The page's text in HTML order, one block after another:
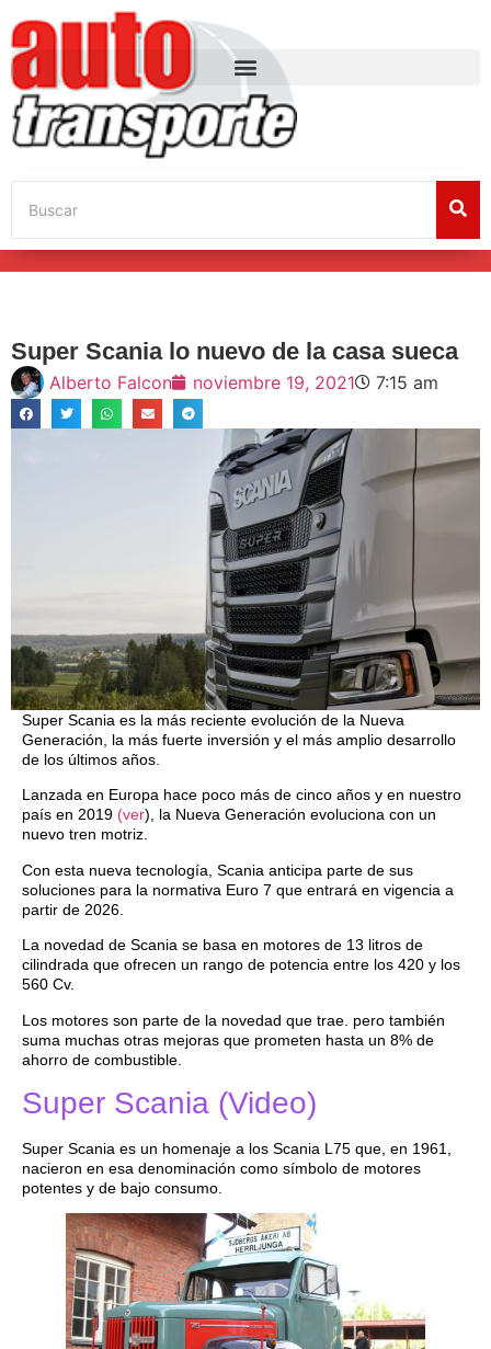
Super Scania lo nuevo de la casa sueca
Alberto Falcon noviembre 19, 2021 7:15 am
Super Scania es la más reciente evolución de la Nueva
Generación, la más fuerte inversión y el más amplio desarrollo
de los últimos años.
Lanzada en Europa hace poco más de cinco años y en nuestro
país en 2019 (ver), la Nueva Generación evoluciona con un
nuevo tren motriz.
Con esta nueva tecnología, Scania anticipa parte de sus
soluciones para la normativa Euro 7 que entrará en vigencia a
partir de 2026.
La novedad de Scania se basa en motores de 13 litros de
cilindrada que ofrecen un rango de potencia entre los 420 y los
560 Cv.
Los motores son parte de la novedad que trae. pero también
suma muchas otras mejoras que prometen hasta un 8% de
ahorro de combustible.
Super Scania (Video)
Super Scania es un homenaje a los Scania L75 que, en 1961,
nacieron en esa denominación como símbolo de motores
potentes y de bajo consumo.